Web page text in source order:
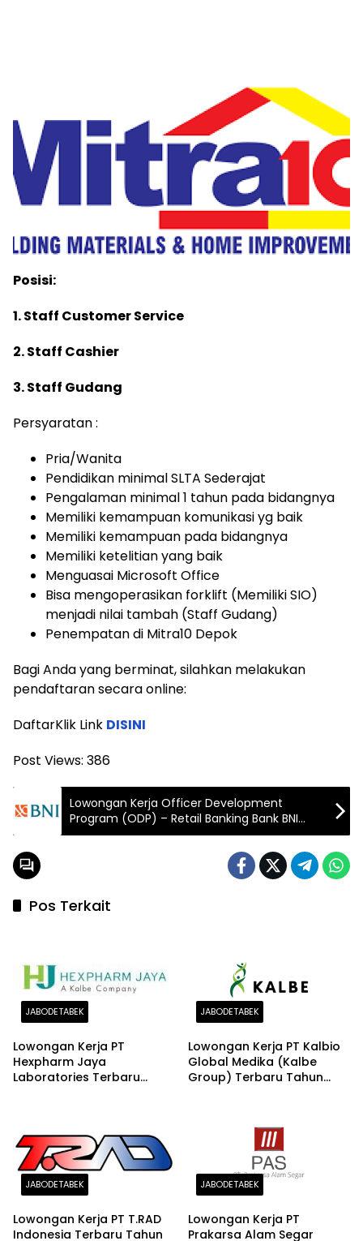
Posisi:
1. Staff Customer Service
2. Staff Cashier
3. Staff Gudang
Persyaratan :
Pria/Wanita
Pendidikan minimal SLTA Sederajat
Pengalaman minimal 1 tahun pada bidangnya
Memiliki kemampuan komunikasi yg baik
Memiliki kemampuan pada bidangnya
Memiliki ketelitian yang baik
Menguasai Microsoft Office
Bisa mengoperasikan forklift (Memiliki SIO)
menjadi nilai tambah (Staff Gudang)
Penempatan di Mitra10 Depok
Bagi Anda yang berminat, silahkan melakukan
pendaftaran secara online:
DaftarKlik Link DISINI
Post Views: 386
Lowongan Kerja Officer Development
Program (ODP) – Retail Banking Bank BNI
Terbaru 2025
Pos Terkait
JABODETABEK
Lowongan Kerja PT
Hexpharm Jaya
Laboratories Terbaru
JABODETABEK
Lowongan Kerja PT Kalbio
Global Medika (Kalbe
Group) Terbaru Tahun
JABODETABEK
Lowongan Kerja PT T.RAD
Indonesia Terbaru Tahun
JABODETABEK
Lowongan Kerja PT
Prakarsa Alam Segar